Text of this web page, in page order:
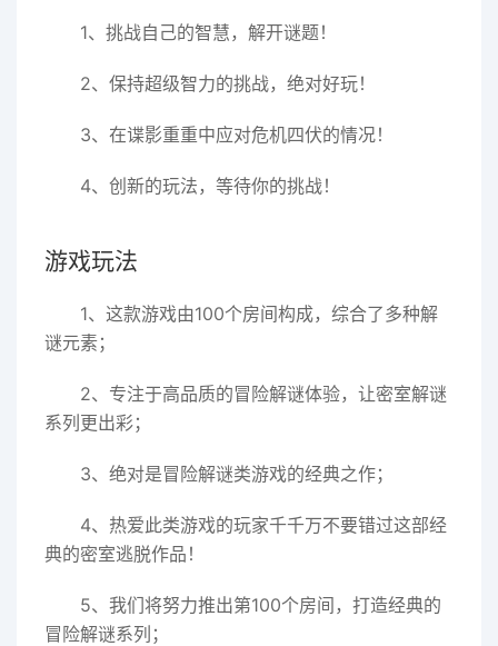
1、挑战自己的智慧，解开谜题！
2、保持超级智力的挑战，绝对好玩！
3、在谍影重重中应对危机四伏的情况！
4、创新的玩法，等待你的挑战！
游戏玩法
1、这款游戏由100个房间构成，综合了多种解
谜元素；
2、专注于高品质的冒险解谜体验，让密室解谜
系列更出彩；
3、绝对是冒险解谜类游戏的经典之作；
4、热爱此类游戏的玩家千千万不要错过这部经
典的密室逃脱作品！
5、我们将努力推出第100个房间，打造经典的
冒险解谜系列；